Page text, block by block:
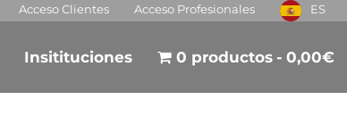
Acceso Clientes Acceso Profesionales ES
Insitituciones 0 productos 0,00€